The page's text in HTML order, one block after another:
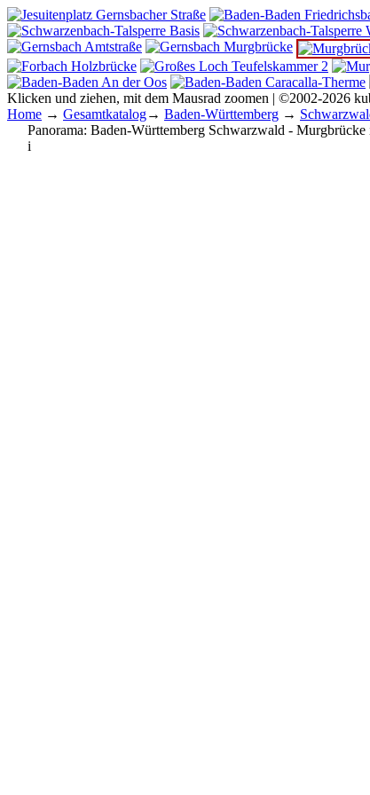
Klicken und ziehen, mit dem Mausrad zoomen | ©2002-2026
Home → Gesamtkatalog→ Baden-Württemberg →
Panorama: Baden-Württemberg Schwarzwald - Murgbrücke
i